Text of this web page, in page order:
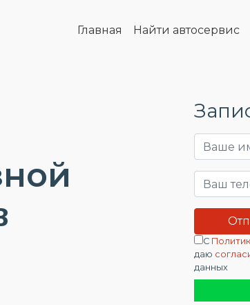
Главная Найти автосервис
С
даю
данных